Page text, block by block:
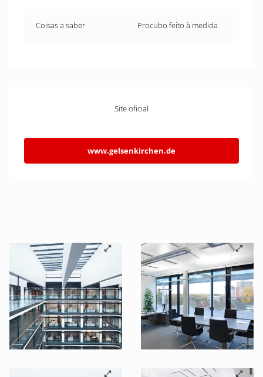
Coisas a saber Procubo feito à medida
Site oficial
www.gelsenkirchen.de